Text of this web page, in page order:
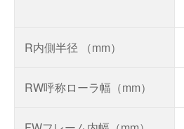
R内側半径 （mm）
RW呼称ローラ幅（mm）